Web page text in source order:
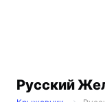
Русский